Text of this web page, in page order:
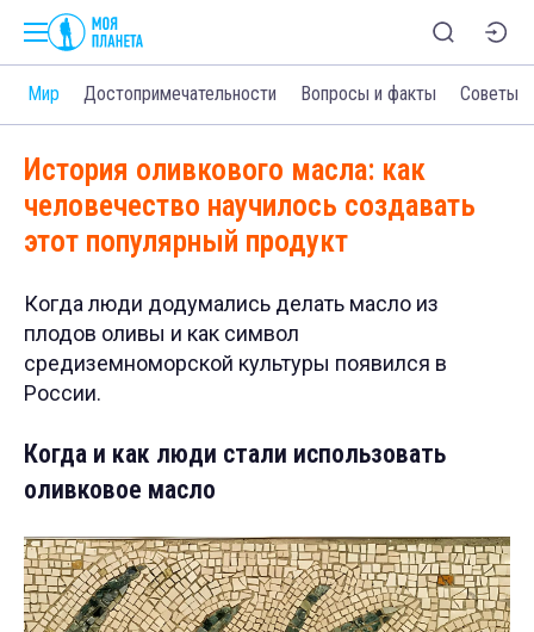
Мир Достопримечательности Вопросы и факты Советы
История оливкового масла: как
человечество научилось создавать
этот популярный продукт
Когда люди додумались делать масло из
плодов оливы и как символ
средиземноморской культуры появился в
России.
Когда и как люди стали использовать
оливковое масло